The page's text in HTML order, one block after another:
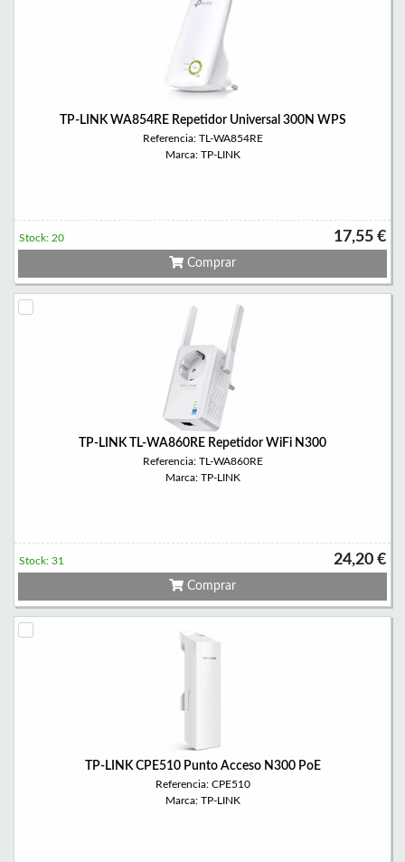
TP-LINK WA854RE Repetidor Universal 300N WPS
Referencia: TL-WA854RE
Marca: TP-LINK
17,55 €
Stock: 20
Comprar
TP-LINK TL-WA860RE Repetidor WiFi N300
Referencia: TL-WA860RE
Marca: TP-LINK
24,20 €
Stock: 31
Comprar
TP-LINK CPE510 Punto Acceso N300 PoE
Referencia: CPE510
Marca: TP-LINK